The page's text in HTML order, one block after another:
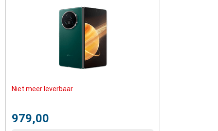
Niet meer leverbaar
979,00